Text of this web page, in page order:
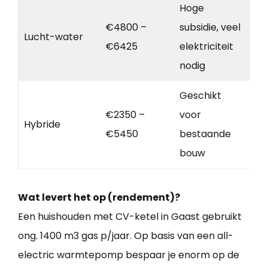
Lucht-water
€4800 –
€6425
Hoge
subsidie, veel
elektriciteit
nodig
Hybride
€2350 –
€5450
Geschikt
voor
bestaande
bouw
Wat levert het op (rendement)?
Een huishouden met CV-ketel in Gaast gebruikt
ong. 1400 m3 gas p/jaar. Op basis van een all-
electric warmtepomp bespaar je enorm op de